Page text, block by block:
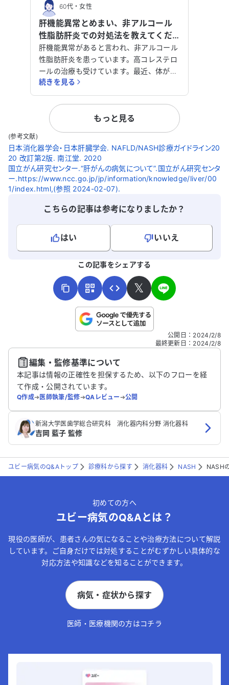
60代・女性
肝機能異常とめまい、非アルコール
性脂肪肝炎での対処法を教えてくだ
さい。
肝機能異常があると言われ、非アルコール
性脂肪肝炎を患っています。高コレステロ
ールの治療も受けています。最近、体がふ
らつき、めまいが続いており、非常に困っ
ています。 耳鼻科でめまいの点滴を受け、
薬も服用していますが、症状は改善されま
せん。さらに、吐き気があり、立っていら
れないため、横になって過ごしています。
ればよいのか悩んでいます。 このまま朝ま
で待って、明日病院に行くべきか、アドバ
イスをいただけると助かります。肝硬変の
可能性についても知りたいです。どうかご
続きを見る
もっと見る
(参考文献)
日本消化器学会・日本肝臓学会. NAFLD/NASH診療ガイドライン20
20 改訂第2版. 南江堂. 2020
国立がん研究センター.“肝がんの病気について”.国立がん研究センタ
ー.https://www.ncc.go.jp/jp/information/knowledge/liver/00
1/index.html,(参照 2024-02-07).
こちらの記事は参考になりましたか？
はい
いいえ
こちらは送信専用のフォームです。氏名やご自身の病気の詳細な
送信する
この記事をシェアする
𝕏
公開日 ： 2024/2/8
最終更新日 ： 2024/2/8
編集・監修基準について
本記事は情報の正確性を担保するため、以下のフローを経
て作成・公開されています。
Q作成➔医師執筆/監修➔QAレビュー➔公開
新潟大学医歯学総合研究科 消化器内科分野 消化器科
吉岡 藍子 監修
ユビー病気のQ&Aトップ 診療科から探す 消化器科 NASH NASH
初めての方へ
ユビー病気のQ&Aとは？
現役の医師が、患者さんの気になることや治療方法について解説
しています。ご自身だけでは対処することがむずかしい具体的な
対応方法や知識などを知ることができます。
病気・症状から探す
医師・医療機関の方はコチラ